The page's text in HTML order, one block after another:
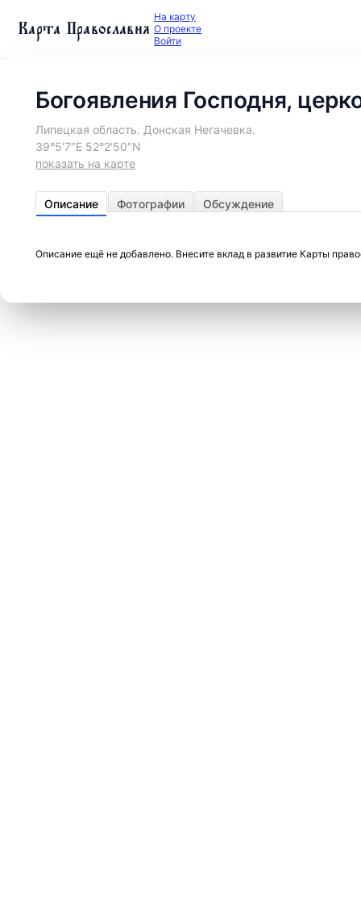
Карта Православия На карту
О проекте
Войти
Богоявления Господня,
Липецкая область. Донская Негачевка.
39°5′7″E 52°2′50″N
показать на карте
Описание Фотографии Обсуждение
Описание ещё не добавлено. Внесите вклад в развитие Карты